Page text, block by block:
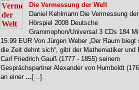
Die Vermessung der Welt
Daniel Kehlmann Die Vermessung
Hörspiel 2008 Deutsche
Grammophon/Universal 3 CDs 184
15.99 EUR Von Jürgen Weber „Der Raum biegt
die Zeit dehnt sich“, gibt der Mathematiker und
Carl Friedrich Gauß (1777 - 1855) seinem
Gesprächspartner Alexander von Humboldt
an einer … [...]